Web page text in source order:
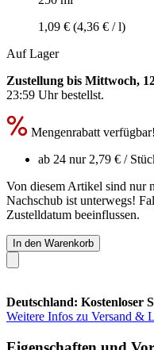
1,09 € (4,36 € / l)
Auf Lager
Zustellung bis Mittwoch,
23:59 Uhrbestellst.
Mengenrabatt verfügbar!
ab 24 nur 2,79 € /
Von diesem Artikel sind nur
Nachschub ist unterwegs!
Zustelldatum beeinflussen.
In den Warenkorb
Deutschland: Kostenloser
Weitere Infos zu Versand &